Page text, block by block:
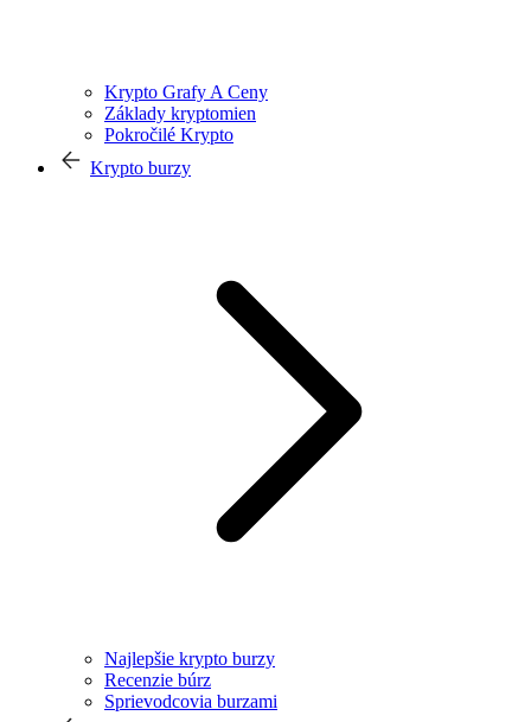
Krypto Grafy A Ceny
Základy kryptomien
Pokročilé Krypto
Krypto burzy
Najlepšie krypto burzy
Recenzie búrz
Sprievodcovia burzami